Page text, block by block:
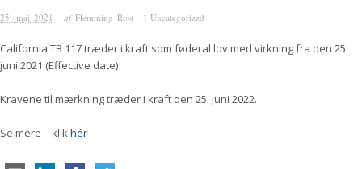
25. maj 2021 · af Flemming Rost · i Uncategorized
California TB 117 træder i kraft som føderal lov med virkning fra den 25.
juni 2021 (Effective date)
Kravene til mærkning træder i kraft den 25. juni 2022.
Se mere – klikhér